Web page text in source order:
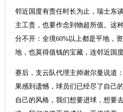
邻近国度有责任时长为止，瑞士东
主工贵，也要作念到物超所值。这
分不开：全境60%以上都是平地，
地，也莫得值钱的宝藏，连邻近国
赛后，支云队代理主帅谢尔曼说道
果感到遗憾，球员们已经尽了自己
自己的风格，我们想要进球，想要